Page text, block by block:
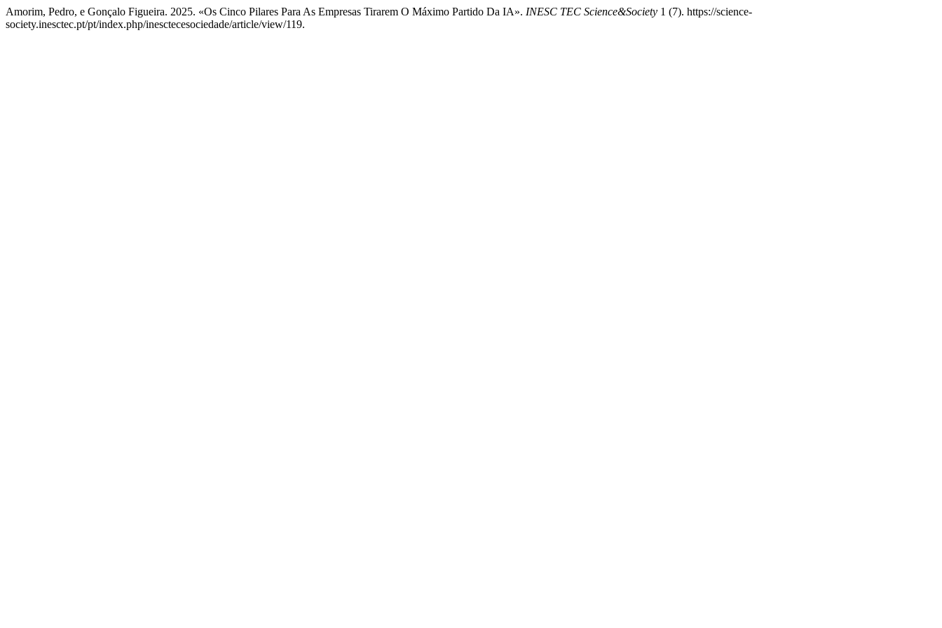
Amorim, Pedro, e Gonçalo Figueira. 2025. «Os Cinco Pilares Para As Empresas Tirarem O Máximo Partido Da IA». INESC TEC Science&Society 1 (7). https://science-
society.inesctec.pt/pt/index.php/inesctecesociedade/article/view/119.